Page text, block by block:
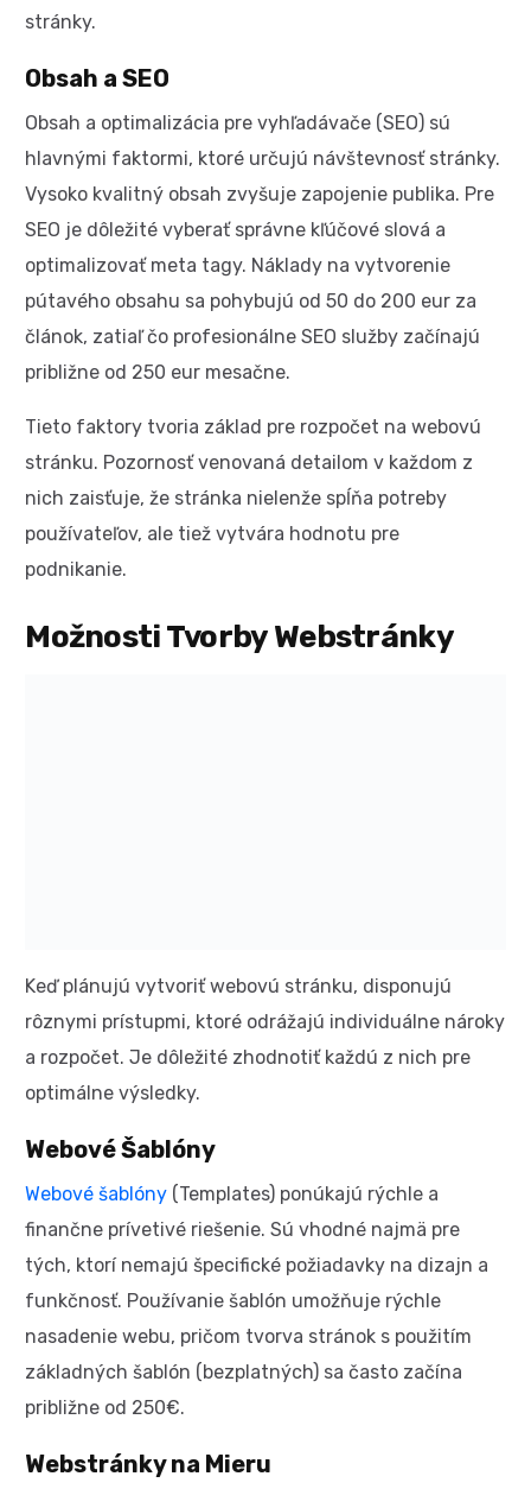
stránky.
Obsah a SEO
Obsah a optimalizácia pre vyhľadávače (SEO) sú
hlavnými faktormi, ktoré určujú návštevnosť stránky.
Vysoko kvalitný obsah zvyšuje zapojenie publika. Pre
SEO je dôležité vyberať správne kľúčové slová a
optimalizovať meta tagy. Náklady na vytvorenie
pútavého obsahu sa pohybujú od 50 do 200 eur za
článok, zatiaľ čo profesionálne SEO služby začínajú
približne od 250 eur mesačne.
Tieto faktory tvoria základ pre rozpočet na webovú
stránku. Pozornosť venovaná detailom v každom z
nich zaisťuje, že stránka nielenže spĺňa potreby
používateľov, ale tiež vytvára hodnotu pre
podnikanie.
Možnosti Tvorby Webstránky
Keď plánujú vytvoriť webovú stránku, disponujú
rôznymi prístupmi, ktoré odrážajú individuálne nároky
a rozpočet. Je dôležité zhodnotiť každú z nich pre
optimálne výsledky.
Webové Šablóny
Webové šablóny (Templates) ponúkajú rýchle a
finančne prívetivé riešenie. Sú vhodné najmä pre
tých, ktorí nemajú špecifické požiadavky na dizajn a
funkčnosť. Používanie šablón umožňuje rýchle
nasadenie webu, pričom tvorva stránok s použitím
základných šablón (bezplatných) sa často začína
približne od 250€.
Webstránky na Mieru